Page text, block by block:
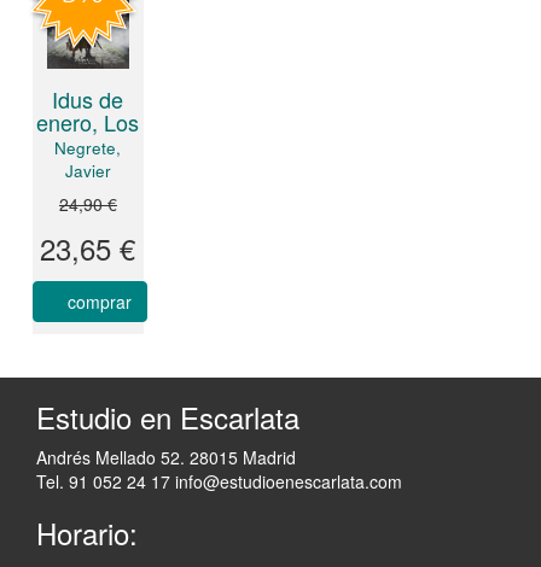
Idus de
enero, Los
Negrete,
Javier
24,90 €
23,65 €
comprar
Estudio en Escarlata
Andrés Mellado 52. 28015 Madrid
Tel. 91 052 24 17 info@estudioenescarlata.com
Horario: